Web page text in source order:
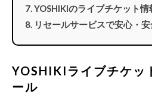
YOSHIKIのライブチケット情
リセールサービスで安心・
YOSHIKIライブチケッ
ール